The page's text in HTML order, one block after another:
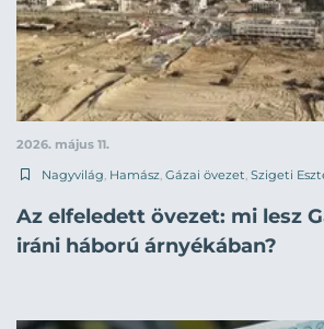
2026. május 11.
Nagyvilág, Hamász, Gázai övezet, Szigeti
Az elfeledett övezet: mi lesz
iráni háború árnyékában?